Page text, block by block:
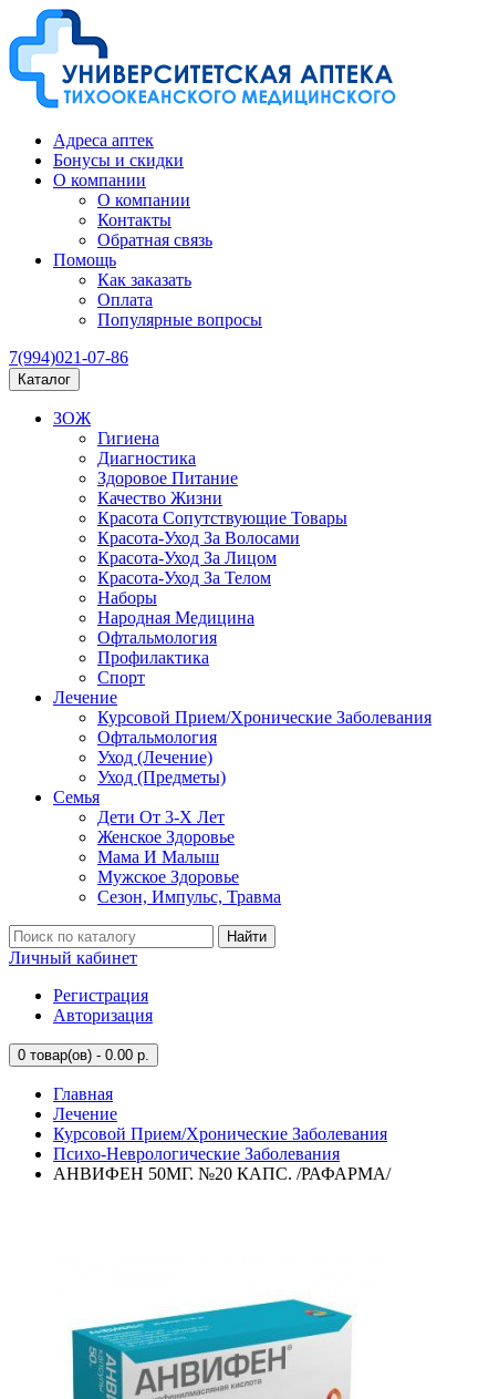
Адреса аптек
Бонусы и скидки
О компании
О компании
Контакты
Обратная связь
Помощь
Как заказать
Оплата
Популярные вопросы
7(994)021-07-86
Каталог
ЗОЖ
Гигиена
Диагностика
Здоровое Питание
Качество Жизни
Красота Сопутствующие Товары
Красота-Уход За Волосами
Красота-Уход За Лицом
Красота-Уход За Телом
Наборы
Народная Медицина
Офтальмология
Профилактика
Спорт
Лечение
Курсовой Прием/Хронические Заболевания
Офтальмология
Уход (Лечение)
Уход (Предметы)
Семья
Дети От 3-Х Лет
Женское Здоровье
Мама И Малыш
Мужское Здоровье
Сезон, Импульс, Травма
Найти
Личный кабинет
Регистрация
Авторизация
0 товар(ов) - 0.00 р.
Главная
Лечение
Курсовой Прием/Хронические Заболевания
Психо-Неврологические Заболевания
АНВИФЕН 50МГ. №20 КАПС. /РАФАРМА/